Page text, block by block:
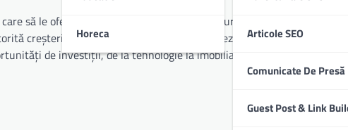
Horeca Articole SEO
Comunicate De Presă
Guest Post & Link
să le ofere randamente solide și să le asigure securitatea
creșterii economice, a infrastructurii în dezvoltare și a
de investiții, de la tehnologie la imobiliare și energie